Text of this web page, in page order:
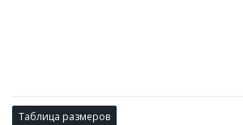
Таблица размеров